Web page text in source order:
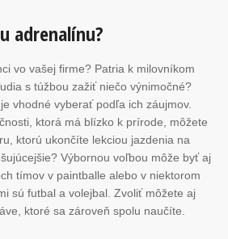
adrenalínu?
vo vašej firme? Patria k milovníkom
s túžbou zažiť niečo výnimočné?
vhodné vyberať podľa ich záujmov.
ktorá má blízko k prírode, môžete
ktorú ukončíte lekciou jazdenia na
Výbornou voľbou môže byť aj
tímov v paintballe alebo v niektorom
sú futbal a volejbal. Zvoliť môžete aj
ktoré sa zároveň spolu naučíte.